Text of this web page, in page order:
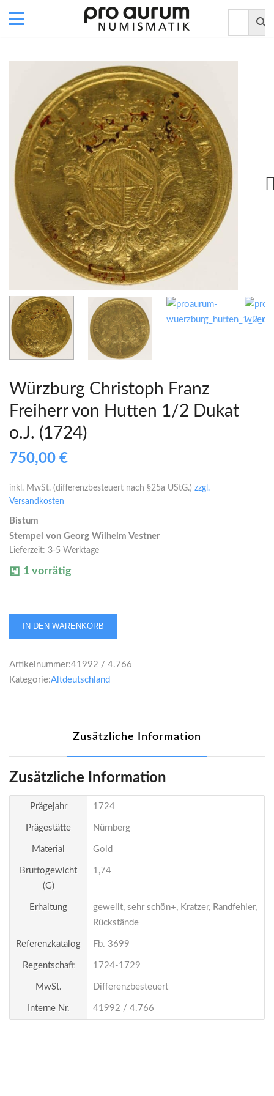
Würzburg Christoph Franz
Freiherr von Hutten 1/2 Dukat
o.J. (1724)
750,00 €
inkl. MwSt. (differenzbesteuert nach §25a UStG.) zzgl.
Versandkosten
Bistum
Stempel von Georg Wilhelm Vestner
Lieferzeit: 3-5 Werktage
1 vorrätig
Würzburg
Freiherr
von
(1724)
Menge
IN DEN WARENKORB
Artikelnummer:41992 / 4.766
Kategorie:Altdeutschland
Zusätzliche Information
Zusätzliche Information
Prägejahr 1724
Prägestätte Nürnberg
Material Gold
Bruttogewicht
(g)
1,74
Erhaltung
gewellt, sehr schön+, Kratzer, Randfehler,
Rückstände
Referenzkatalog Fb. 3699
Regentschaft 1724-1729
MwSt. Differenzbesteuert
Interne Nr. 41992 / 4.766